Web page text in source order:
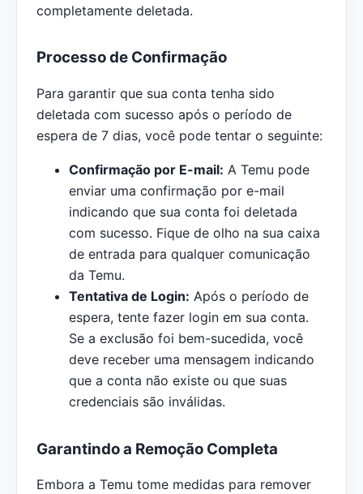
completamente deletada.
Processo de Confirmação
Para garantir que sua conta tenha sido
deletada com sucesso após o período de
espera de 7 dias, você pode tentar o seguinte:
Confirmação por E-mail: A Temu pode
enviar uma confirmação por e-mail
indicando que sua conta foi deletada
com sucesso. Fique de olho na sua caixa
de entrada para qualquer comunicação
da Temu.
Tentativa de Login: Após o período de
espera, tente fazer login em sua conta.
Se a exclusão foi bem-sucedida, você
deve receber uma mensagem indicando
que a conta não existe ou que suas
credenciais são inválidas.
Garantindo a Remoção Completa
Embora a Temu tome medidas para remover